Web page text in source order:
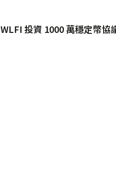
投資 1000 萬穩定幣協